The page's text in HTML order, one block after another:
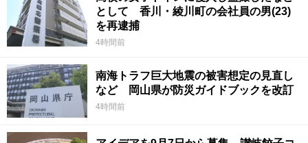
として 香川・綾川町の会社員の男(23)
を再逮捕
4時間前
南海トラフ巨大地震の被害想定の見直し
など 岡山県が防災ガイドブックを改訂
4時間前